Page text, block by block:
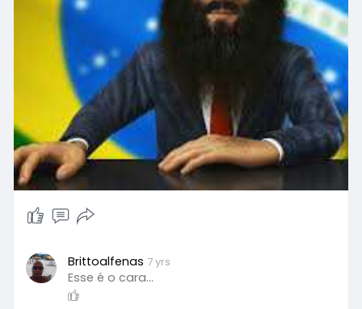
Brittoalfenas 7 yrs
Esse é o cara...